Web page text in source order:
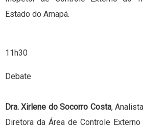
Estado do Amapá.
11h30
Debate
Dra. Xirlene do Socorro Costa,
Diretora da Área de Controle